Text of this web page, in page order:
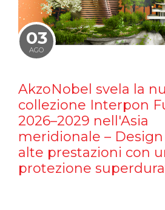
03
AGO
AkzoNobel svela la
collezione Interpon
2026–2029 nell'Asia
meridionale – Design
alte prestazioni con
protezione